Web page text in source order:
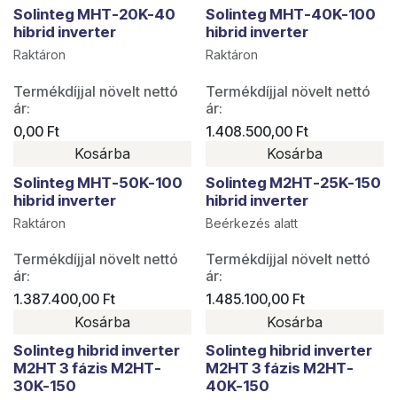
Solinteg MHT-20K-40
hibrid inverter
Raktáron
Termékdíjjal növelt nettó
ár:
0,00 Ft
Solinteg MHT-40K-100
hibrid inverter
Raktáron
Termékdíjjal növelt nettó
ár:
1.408.500,00Ft
Solinteg MHT-50K-100
hibrid inverter
Raktáron
Kosárba
Termékdíjjal növelt nettó
ár:
1.387.400,00 Ft
Solinteg M2HT-25K-150
hibrid inverter
Beérkezés alatt
Kosárba
Termékdíjjal növelt nettó
ár:
1.485.100,00Ft
Solinteg hibrid inverter
M2HT 3 fázis M2HT-
30K-150
Kosárba
Solinteg hibrid inverter
M2HT 3 fázis M2HT-
40K-150
Kosárba